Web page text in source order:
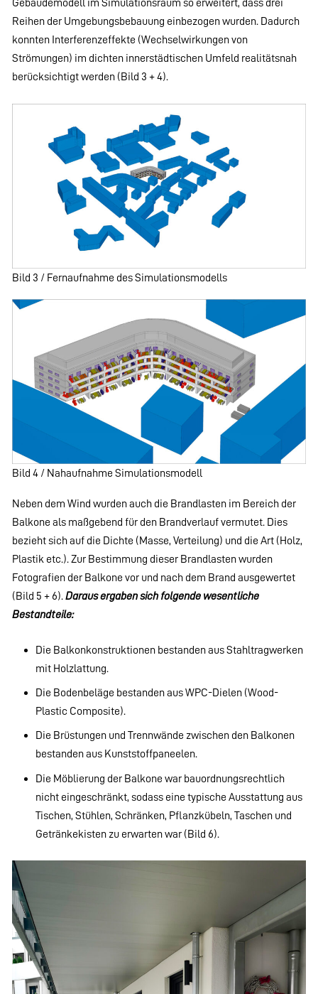
Gebäudemodell im Simulationsraum so erweitert, dass drei
Reihen der Umgebungsbebauung einbezogen wurden. Dadurch
konnten Interferenzeffekte (Wechselwirkungen von
Strömungen) im dichten innerstädtischen Umfeld realitätsnah
berücksichtigt werden (Bild 3 + 4).
Bild 3 / Fernaufnahme des Simulationsmodells
Bild 4 / Nahaufnahme Simulationsmodell
Neben dem Wind wurden auch die Brandlasten im Bereich der
Balkone als maßgebend für den Brandverlauf vermutet. Dies
bezieht sich auf die Dichte (Masse, Verteilung) und die Art (Holz,
Plastik etc.). Zur Bestimmung dieser Brandlasten wurden
Fotografien der Balkone vor und nach dem Brand ausgewertet
(Bild 5 + 6).Daraus ergaben sich folgende wesentliche
Bestandteile:
Die Balkonkonstruktionen bestanden aus Stahltragwerken
mit Holzlattung.
Die Bodenbeläge bestanden aus WPC-Dielen (Wood-
Plastic Composite).
Die Brüstungen und Trennwände zwischen den Balkonen
bestanden aus Kunststoffpaneelen.
Die Möblierung der Balkone war bauordnungsrechtlich
nicht eingeschränkt, sodass eine typische Ausstattung aus
Tischen, Stühlen, Schränken, Pflanzkübeln, Taschen und
Getränkekisten zu erwarten war (Bild 6).